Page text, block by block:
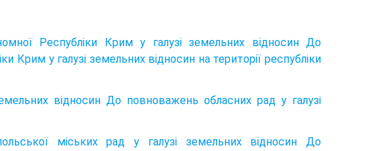
Республіки Крим у галузі земельних відносин До
у галузі земельних відносин на тери­торії республіки
відносин До повноважень обласних рад у галузі
міських рад у галузі земельних відносин До